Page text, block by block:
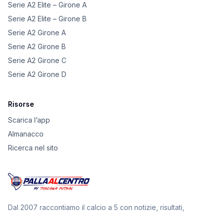
Serie A2 Elite – Girone A
Serie A2 Elite – Girone B
Serie A2 Girone A
Serie A2 Girone B
Serie A2 Girone C
Serie A2 Girone D
Risorse
Scarica l’app
Almanacco
Ricerca nel sito
Dal 2007 raccontiamo il calcio a 5 con notizie, risultati,